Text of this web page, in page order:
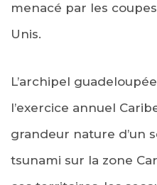
menacé par les
Unis.
L’archipel
l’exercice annuel
grandeur nature d’un
tsunami sur la zone